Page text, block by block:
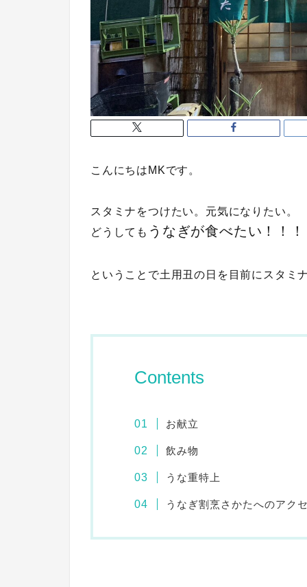
こんにちはMKです。
スタミナをつけたい。元気になりたい。
どうしても うなぎが食べたい！！！
ということで土用丑の日を目前にスタミ
Contents
お献立
飲み物
うな重特上
うなぎ割烹さかたへのアク